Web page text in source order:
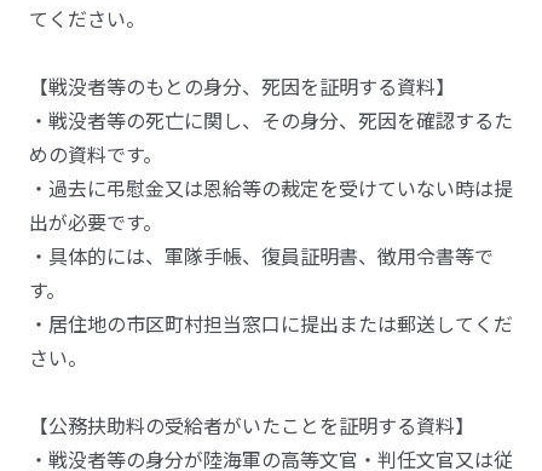
てください。
【戦没者等のもとの身分、死因を証明する資料】
・戦没者等の死亡に関し、その身分、死因を確認するた
めの資料です。
・過去に弔慰金又は恩給等の裁定を受けていない時は提
出が必要です。
・具体的には、軍隊手帳、復員証明書、徴用令書等で
す。
・居住地の市区町村担当窓口に提出または郵送してくだ
さい。
【公務扶助料の受給者がいたことを証明する資料】
・戦没者等の身分が陸海軍の高等文官・判任文官又は従